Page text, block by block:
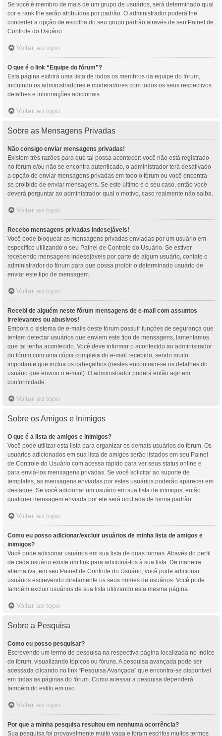
Se você é membro de mais de um grupo de usuários, será determinado qual
cor e rank lhe serão atribuídos por padrão. O administrador poderá lhe
conceder a opção de escolha do seu grupo padrão através de seu Painel de
Controle do Usuário.
Voltar ao topo
O que é o link “Equipe do fórum”?
Esta página exibirá uma lista de todos os membros da equipe do fórum,
incluindo os administradores e moderadores com todos os seus respectivos
detalhes e informações adicionais.
Voltar ao topo
Sobre as Mensagens Privadas
Não consigo enviar mensagens privadas!
Existem três razões para que tal possa acontecer: você não está registrado
no fórum e/ou não se encontra autenticado, o administrador terá desativado
a opção de enviar mensagens privadas em todo o fórum ou você encontra-
se proibido de enviar mensagens. Se este último é o seu caso, então você
deverá perguntar ao administrador qual o motivo, caso realmente não saiba.
Voltar ao topo
Recebo mensagens privadas indesejáveis!
Você pode bloquear as mensagens privadas enviadas por um usuário em
específico utilizando o seu Painel de Controle do Usuário. Se estiver
recebendo mensagens indesejáveis por parte de algum usuário, contate o
administrador do fórum para que possa proibir o determinado usuário de
enviar este tipo de mensagem.
Voltar ao topo
Recebi de alguém neste fórum mensagens de e-mail com assuntos
irrelevantes ou abusivos!
Embora o sistema de e-mails deste fórum possuir funções de segurança que
tentem detectar usuários que enviem este tipo de mensagens, lamentamos
que tal tenha acontecido. Você deve informar o acontecido ao administrador
do fórum com uma cópia completa do e-mail recebido, sendo muito
importante que inclua os cabeçalhos (nestes encontram-se os detalhes do
usuário que enviou o e-mail). O administrador poderá então agir em
conformidade.
Voltar ao topo
Sobre os Amigos e Inimigos
O que é a lista de amigos e inimigos?
Você pode utilizar esta lista para organizar os demais usuários do fórum. Os
usuários adicionados em sua lista de amigos serão listados em seu Painel
de Controle do Usuário com acesso rápido para ver seus status online e
para enviá-los mensagens privadas. Se você solicitar ao suporte de
templates, as mensagens enviadas por estes usuários poderão aparecer em
destaque. Se você adicionar um usuário em sua lista de inimigos, então
qualquer mensagem enviada por ele será ocultada de forma padrão.
Voltar ao topo
Como eu posso adicionar/excluir usuários de minha lista de amigos e
inimigos?
Você pode adicionar usuários em sua lista de duas formas. Através do perfil
de cada usuário existe um link para adicioná-los à sua lista. De maneira
alternativa, em seu Painel de Controle do Usuário, você pode adicionar
usuários escrevendo diretamente os seus nomes de usuários. Você pode
também excluir usuários de sua lista utilizando esta mesma página.
Voltar ao topo
Sobre a Pesquisa
Como eu posso pesquisar?
Escrevendo um termo de pesquisa na respectiva página localizada no índice
do fórum, visualizando tópicos ou fóruns. A pesquisa avançada pode ser
acessada clicando no link “Pesquisa Avançada” que encontra-se disponível
em todas as páginas do fórum. Como acessar a pesquisa dependerá
também do estilo em uso.
Voltar ao topo
Por que a minha pesquisa resultou em nenhuma ocorrência?
Sua pesquisa foi provavelmente muito vaga e foram escritos muitos termos